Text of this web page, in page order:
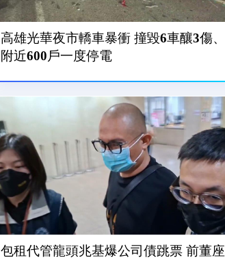
高雄光華夜市轎車暴衝 撞毀6車釀3傷、
附近600戶一度停電
包租代管龍頭兆基爆公司債跳票 前董座